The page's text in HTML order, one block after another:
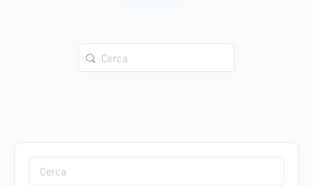
Cerca:
Cerca: